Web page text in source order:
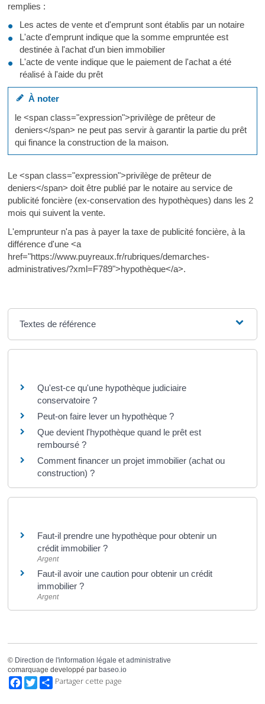
remplies :
Les actes de vente et d'emprunt sont établis par un notaire
L'acte d'emprunt indique que la somme empruntée est
destinée à l'achat d'un bien immobilier
L'acte de vente indique que le paiement de l'achat a été
réalisé à l'aide du prêt
À noter
le <span class="expression">privilège de prêteur de
deniers</span> ne peut pas servir à garantir la partie du prêt
qui finance la construction de la maison.
Le <span class="expression">privilège de prêteur de
deniers</span> doit être publié par le notaire au service de
publicité foncière (ex-conservation des hypothèques) dans les 2
mois qui suivent la vente.
L'emprunteur n'a pas à payer la taxe de publicité foncière, à la
différence d'une <a
href="https://www.puyreaux.fr/rubriques/demarches-
administratives/?xml=F789">hypothèque</a>.
Textes de référence
Qu'est-ce qu'une hypothèque judiciaire
conservatoire ?
Peut-on faire lever un hypothèque ?
Que devient l'hypothèque quand le prêt est
remboursé ?
Comment financer un projet immobilier (achat ou
construction) ?
Faut-il prendre une hypothèque pour obtenir un
crédit immobilier ?
Argent
Faut-il avoir une caution pour obtenir un crédit
immobilier ?
Argent
© Direction de l'information légale et administrative
comarquage developpé par baseo.io
Facebook
TwitterPartager cette page